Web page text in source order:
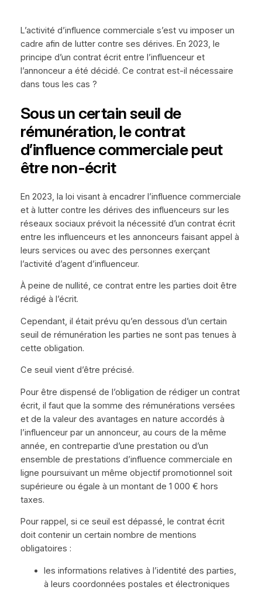
L’activité d’influence commerciale s’est vu imposer un
cadre afin de lutter contre ses dérives. En 2023, le
principe d’un contrat écrit entre l’influenceur et
l’annonceur a été décidé. Ce contrat est-il nécessaire
dans tous les cas ?
Sous un certain seuil de
rémunération, le contrat
d’influence commerciale peut
être non-écrit
En 2023, la loi visant à encadrer l’influence commerciale
et à lutter contre les dérives des influenceurs sur les
réseaux sociaux prévoit la nécessité d’un contrat écrit
entre les influenceurs et les annonceurs faisant appel à
leurs services ou avec des personnes exerçant
l’activité d’agent d’influenceur.
À peine de nullité, ce contrat entre les parties doit être
rédigé à l’écrit.
Cependant, il était prévu qu’en dessous d’un certain
seuil de rémunération les parties ne sont pas tenues à
cette obligation.
Ce seuil vient d’être précisé.
Pour être dispensé de l’obligation de rédiger un contrat
écrit, il faut que la somme des rémunérations versées
et de la valeur des avantages en nature accordés à
l’influenceur par un annonceur, au cours de la même
année, en contrepartie d’une prestation ou d’un
ensemble de prestations d’influence commerciale en
ligne poursuivant un même objectif promotionnel soit
supérieure ou égale à un montant de 1 000 € hors
taxes.
Pour rappel, si ce seuil est dépassé, le contrat écrit
doit contenir un certain nombre de mentions
obligatoires :
les informations relatives à l’identité des parties,
à leurs coordonnées postales et électroniques